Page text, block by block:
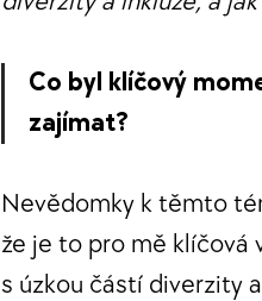
Co byl klíčový
zajímat?
Nevědomky k těmto
že je to pro mě klíčová
s úzkou částí diverzity